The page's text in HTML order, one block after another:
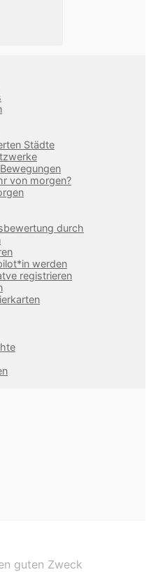
Städte
von morgen?
durch
werden
registrieren
guten Zweck